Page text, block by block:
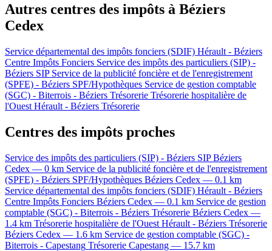
Autres centres des impôts à Béziers
Cedex
Service départemental des impôts fonciers (SDIF) Hérault - Béziers
Centre Impôts Fonciers Service des impôts des particuliers (SIP) -
Béziers SIP Service de la publicité foncière et de l'enregistrement
(SPFE) - Béziers SPF/Hypothèques Service de gestion comptable
(SGC) - Biterrois - Béziers Trésorerie Trésorerie hospitalière de
l'Ouest Hérault - Béziers Trésorerie
Centres des impôts proches
Service des impôts des particuliers (SIP) - Béziers SIP Béziers
Cedex — 0 km Service de la publicité foncière et de l'enregistrement
(SPFE) - Béziers SPF/Hypothèques Béziers Cedex — 0.1 km
Service départemental des impôts fonciers (SDIF) Hérault - Béziers
Centre Impôts Fonciers Béziers Cedex — 0.1 km Service de gestion
comptable (SGC) - Biterrois - Béziers Trésorerie Béziers Cedex —
1.4 km Trésorerie hospitalière de l'Ouest Hérault - Béziers Trésorerie
Béziers Cedex — 1.6 km Service de gestion comptable (SGC) -
Biterrois - Capestang Trésorerie Capestang — 15.7 km